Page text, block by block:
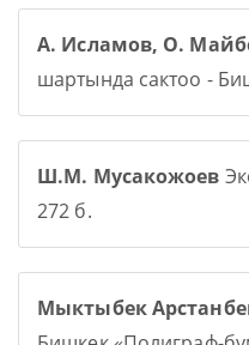
А. Исламов, О.
шартында сактоо -
Ш.М. Мусакожоев
272 б.
Мыктыбек